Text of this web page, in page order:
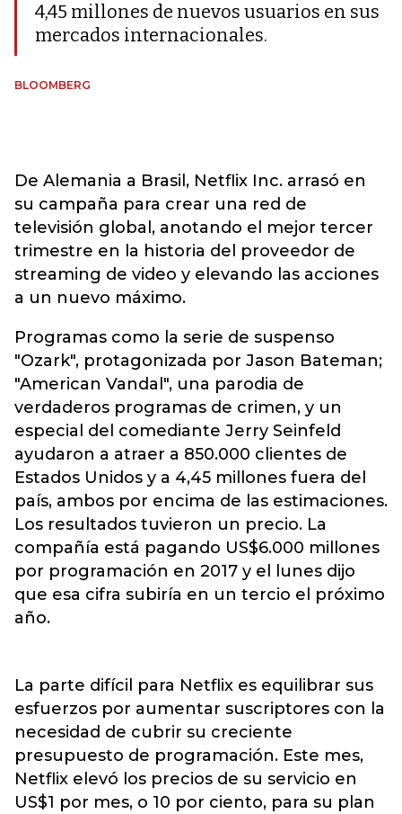
4,45 millones de nuevos usuarios en sus
mercados internacionales.
BLOOMBERG
De Alemania a Brasil, Netflix Inc. arrasó en
su campaña para crear una red de
televisión global, anotando el mejor tercer
trimestre en la historia del proveedor de
streaming de video y elevando las acciones
a un nuevo máximo.
Programas como la serie de suspenso
"Ozark", protagonizada por Jason Bateman;
"American Vandal", una parodia de
verdaderos programas de crimen, y un
especial del comediante Jerry Seinfeld
ayudaron a atraer a 850.000 clientes de
Estados Unidos y a 4,45 millones fuera del
país, ambos por encima de las estimaciones.
Los resultados tuvieron un precio. La
compañía está pagando US$6.000 millones
por programación en 2017 y el lunes dijo
que esa cifra subiría en un tercio el próximo
año.
La parte difícil para Netflix es equilibrar sus
esfuerzos por aumentar suscriptores con la
necesidad de cubrir su creciente
presupuesto de programación. Este mes,
Netflix elevó los precios de su servicio en
US$1 por mes, o 10 por ciento, para su plan